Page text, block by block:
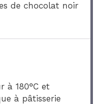
de chocolat noir
à 180°C et
à pâtisserie